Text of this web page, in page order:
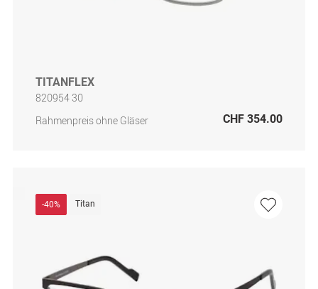
TITANFLEX
820954 30
Rahmenpreis ohne Gläser
CHF 354.00
-40% Titan